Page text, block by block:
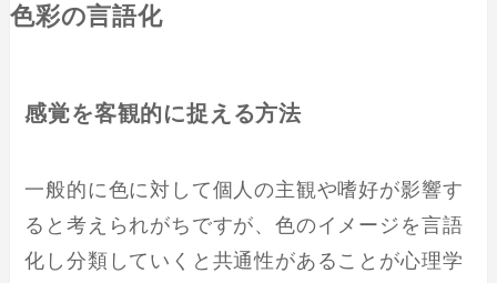
色彩の言語化
感覚を客観的に捉える方法
一般的に色に対して個人の主観や嗜好が影響す
ると考えられがちですが、色のイメージを言語
化し分類していくと共通性があることが心理学